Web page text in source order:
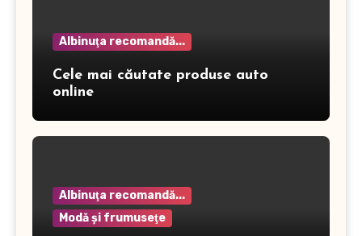
Albinuţa recomandă...
Cele mai căutate produse auto
online
Albinuţa recomandă...
Modă şi frumuseţe